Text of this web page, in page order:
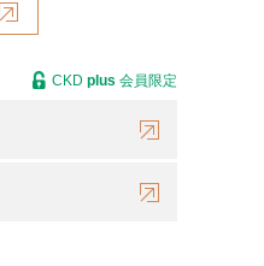
CKD plus 会員限定